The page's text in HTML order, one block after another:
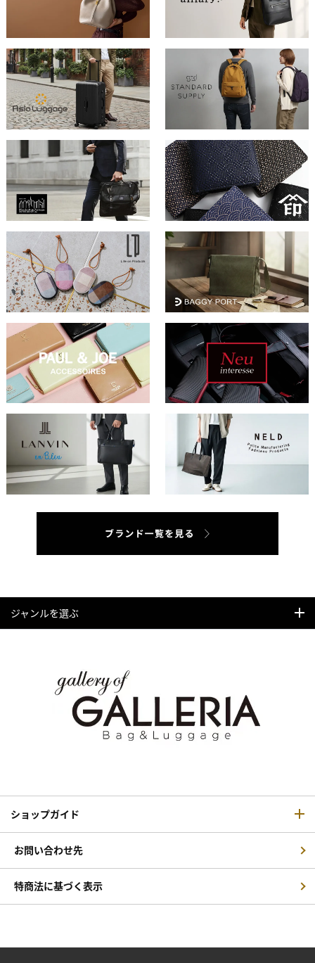
ジャンルを選ぶ
ショップガイド
お問い合わせ先
特商法に基づく表示